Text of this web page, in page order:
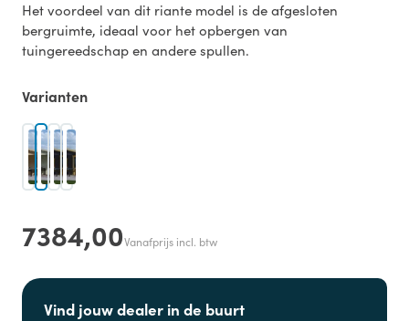
Het voordeel van dit riante model is de afgesloten
bergruimte, ideaal voor het opbergen van
tuingereedschap en andere spullen.
Varianten
7384,00Vanafprijs incl. btw
Vind jouw dealer in de buurt